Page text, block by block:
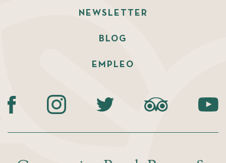
NEWSLETTER
BLOG
EMPLEO